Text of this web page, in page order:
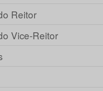
Reitor
Vice-Reitor